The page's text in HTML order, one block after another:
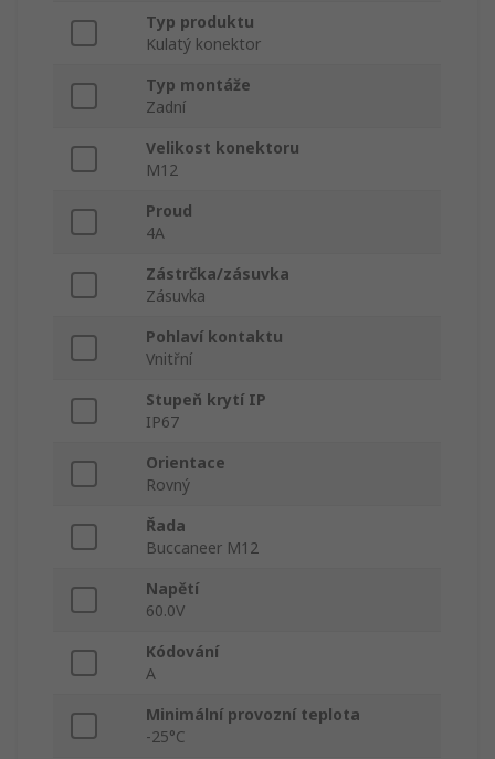
Typ produktu
Kulatý konektor
Typ montáže
Zadní
Velikost konektoru
M12
Proud
4A
Zástrčka/zásuvka
Zásuvka
Pohlaví kontaktu
Vnitřní
Stupeň krytí IP
IP67
Orientace
Rovný
Řada
Buccaneer M12
Napětí
60.0V
Kódování
A
Minimální provozní teplota
-25°C